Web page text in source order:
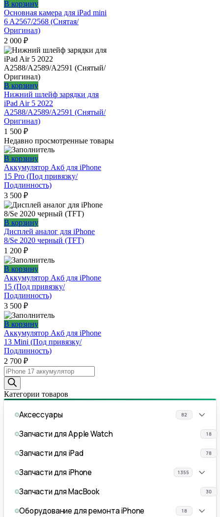
В корзину
Основная камера для iPad mini
6 A2567/2568 (Снятая/
Оригинал)
2 000 ₽
В корзину
Нижний шлейф зарядки для
iPad Air 5 2022
A2588/A2589/A2591 (Снятый/
Оригинал)
1 500 ₽
Недавно просмотренные товары
В корзину
Аккумулятор Акб для iPhone
15 Pro (Под привязку/
Подлинность)
3 500 ₽
В корзину
Дисплей аналог для iPhone
8/Se 2020 черный (TFT)
1 200 ₽
В корзину
Аккумулятор Акб для iPhone
15 (Под привязку/
Подлинность)
3 500 ₽
В корзину
Аккумулятор Акб для iPhone
13 Mini (Под привязку/
Подлинность)
2 700 ₽
Поиск
товаров
Категории товаров
Аксессуары 82
Запчасти для Apple Watch 18
Запчасти для iPad 78
Запчасти для iPhone 1355
Запчасти для MacBook 30
Оборудование для ремонта iPhone 18